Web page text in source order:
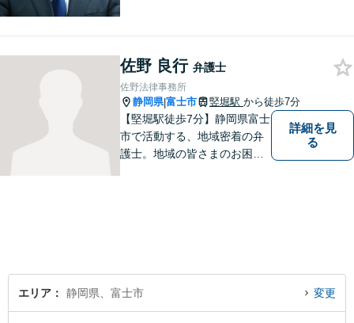
佐野 良行 弁護士
佐野法律事務所
静岡県|富士市 竪堀駅 から徒歩7分
【堅堀駅徒歩7分】静岡県富士
市で活動する、地域密着の弁
護士。地域の皆さまのお困り
詳細を見
る
エリア 静岡県、富士市 変更